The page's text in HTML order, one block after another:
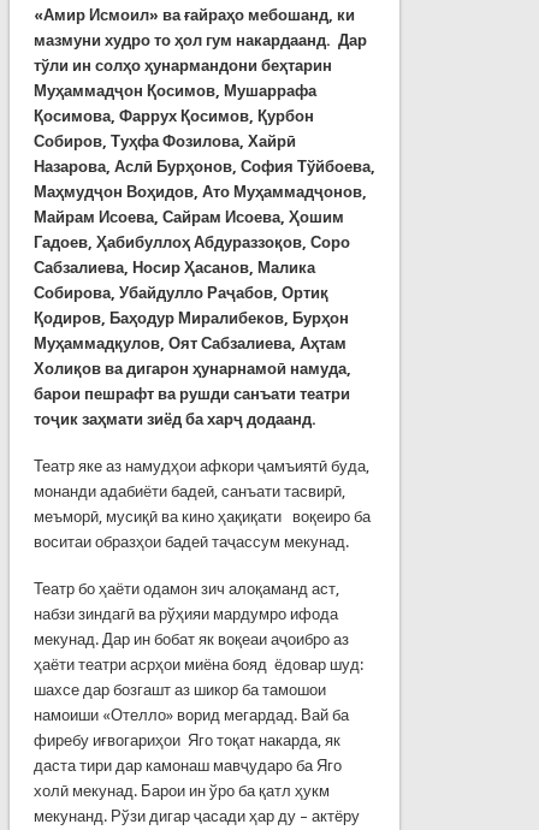
«Амир Исмоил» ва ғайраҳо мебошанд, ки
мазмуни худро то ҳол гум накардаанд. Дар
тўли ин солҳо ҳунармандони беҳтарин
Муҳаммадҷон Қосимов, Мушаррафа
Қосимова, Фаррух Қосимов, Қурбон
Собиров, Туҳфа Фозилова, Хайрӣ
Назарова, Аслӣ Бурҳонов, София Тўйбоева,
Маҳмудҷон Воҳидов, Ато Муҳаммадҷонов,
Майрам Исоева, Сайрам Исоева, Ҳошим
Гадоев, Ҳабибуллоҳ Абдураззоқов, Соро
Сабзалиева, Носир Ҳасанов, Малика
Собирова, Убайдулло Раҷабов, Ортиқ
Қодиров, Баҳодур Миралибеков, Бурҳон
Муҳаммадқулов, Оят Сабзалиева, Аҳтам
Холиқов ва дигарон ҳунарнамоӣ намуда,
барои пешрафт ва рушди санъати театри
тоҷик заҳмати зиёд ба харҷ додаанд.
Театр яке аз намудҳои афкори ҷамъиятӣ буда,
монанди адабиёти бадеӣ, санъати тасвирӣ,
меъморӣ, мусиқӣ ва кино ҳақиқати воқеиро ба
воситаи образҳои бадеӣ таҷассум мекунад.
Театр бо ҳаёти одамон зич алоқаманд аст,
набзи зиндагӣ ва рўҳияи мардумро ифода
мекунад. Дар ин бобат як воқеаи аҷоибро аз
ҳаёти театри асрҳои миёна бояд ёдовар шуд:
шахсе дар бозгашт аз шикор ба тамошои
намоиши «Отелло» ворид мегардад. Вай ба
фиребу иғвогариҳои Яго тоқат накарда, як
даста тири дар камонаш мавҷударо ба Яго
холӣ мекунад. Барои ин ўро ба қатл ҳукм
мекунанд. Рўзи дигар ҷасади ҳар ду – актёру